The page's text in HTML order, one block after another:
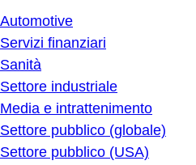
Automotive
Servizi finanziari
Sanità
Settore industriale
Media e intrattenimento
Settore pubblico (globale)
Settore pubblico (USA)